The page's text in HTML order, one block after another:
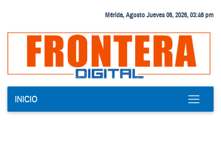
Mérida, Agosto Jueves 06, 2026, 03:46 pm
INICIO